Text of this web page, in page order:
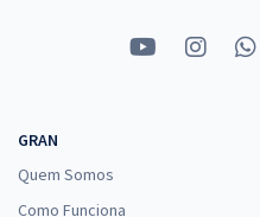
GRAN
Quem Somos
Como Funciona